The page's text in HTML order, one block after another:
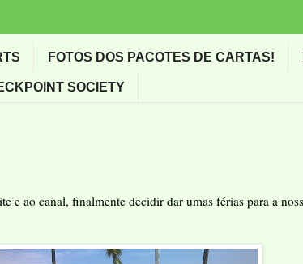
FOTOS DOS PACOTES DE CARTAS!
SOCIETY
e ao canal, finalmente decidir dar umas férias para a